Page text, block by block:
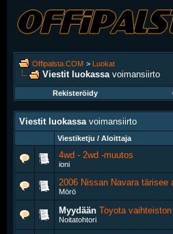
Offipalsta.COM > Luokat
Viestit luokassa voimansiirto
Rekisteröidy
Viestit luokassa voimansiirto
Viestiketju / Aloittaja
4wd - 2wd -muutos
ioni
2006 Nissan Navara tärisee
Mörö
Myydään Toyota
Noitatohtori